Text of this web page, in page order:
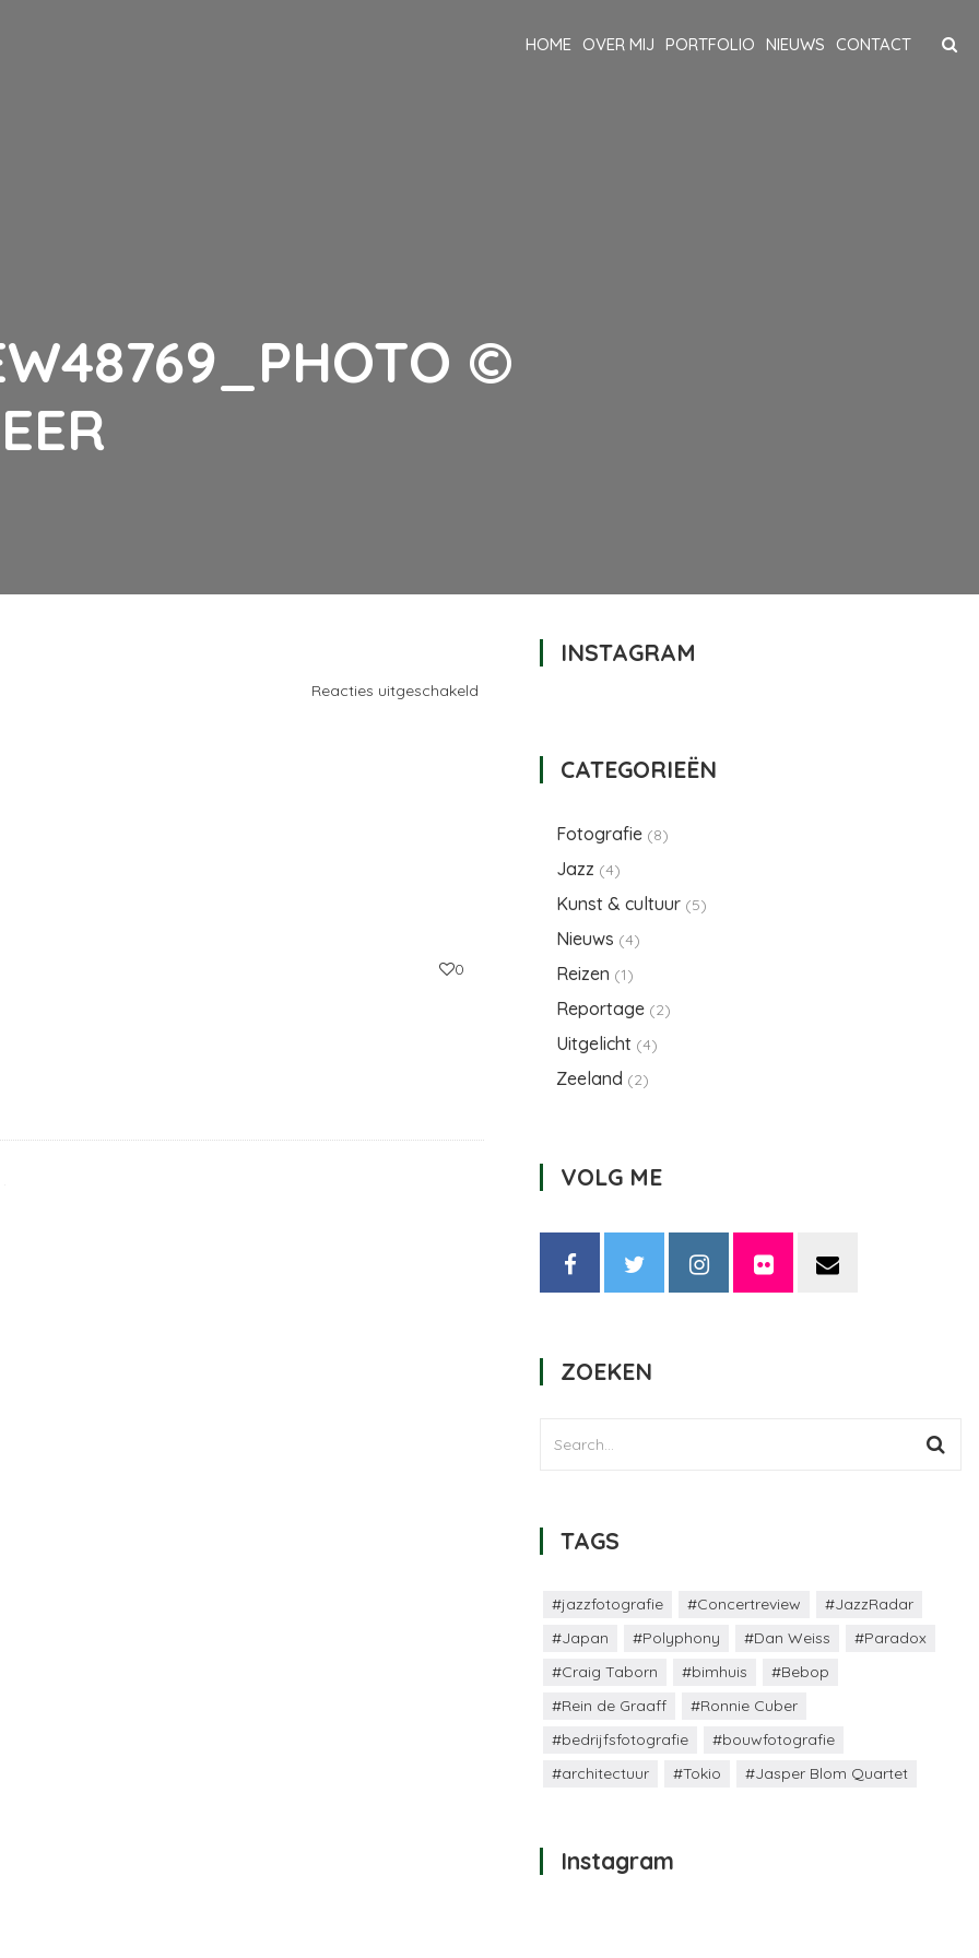
HOME OVER MIJ PORTFOLIO NIEUWS CONTACT
©
Reacties uitgeschakeldvoor
WESTVEER
0
INSTAGRAM
CATEGORIEËN
Fotografie (8)
Jazz (4)
Kunst & cultuur (5)
Nieuws (4)
Reizen (1)
Reportage (2)
Uitgelicht (4)
Zeeland (2)
VOLG ME
ZOEKEN
TAGS
#jazzfotografie #Concertreview
#JazzRadar
#Japan
#Polyphony #Dan Weiss
#Paradox
#Craig Taborn
#bimhuis
#Bebop
#Rein de Graaff
#Ronnie Cuber
#bedrijfsfotografie
#bouwfotografie
#architectuur
#Tokio #Jasper Blom Quartet
Instagram